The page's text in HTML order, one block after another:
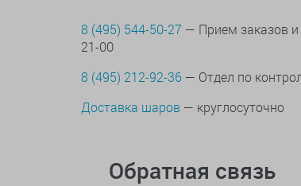
8 (495) 544-50-27 — Прием заказов
21-00
8 (495) 212-92-36 — Отдел по
Доставка шаров — круглосуточно
Обратная связь